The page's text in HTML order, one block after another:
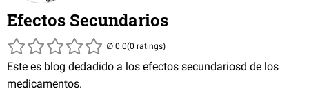
Efectos Secundarios
(0 ratings)
Este es blog dedadido a los efectos secundariosd de los
medicamentos.